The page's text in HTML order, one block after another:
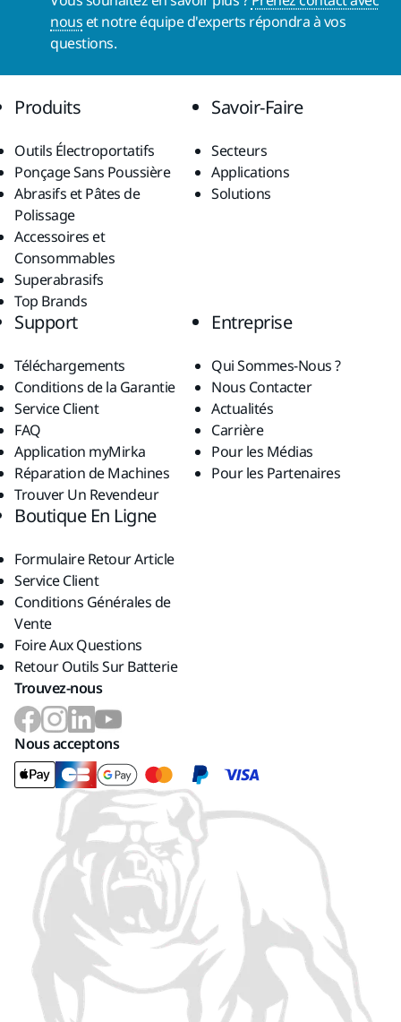
nous et notre équipe d'experts répondra à vos
questions.
Produits
Outils Électroportatifs
Ponçage Sans Poussière
Abrasifs et Pâtes de
Polissage
Accessoires et
Consommables
Superabrasifs
Top Brands
Savoir-Faire
Secteurs
Applications
Solutions
Support
Téléchargements
Conditions de la Garantie
Service Client
FAQ
Application myMirka
Réparation de Machines
Trouver Un Revendeur
Entreprise
Qui Sommes-Nous ?
Nous Contacter
Actualités
Carrière
Pour les Médias
Pour les Partenaires
Boutique En Ligne
Formulaire Retour Article
Service Client
Conditions Générales de
Vente
Foire Aux Questions
Retour Outils Sur Batterie
Trouvez-nous
Nous acceptons